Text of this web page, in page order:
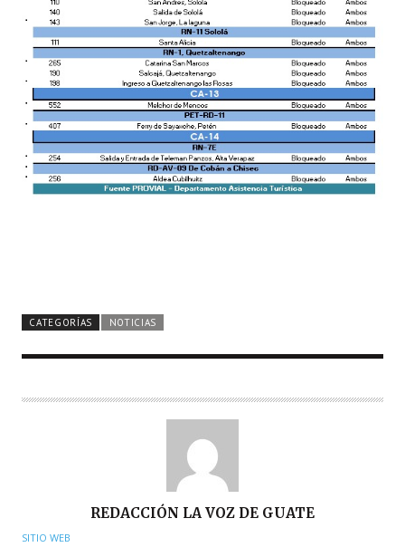
CATEGORÍAS NOTICIAS
U
REDACCIÓN LA VOZ DE GUATE
SITIO WEB